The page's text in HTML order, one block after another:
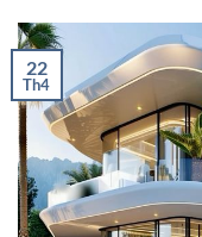
22
Th4